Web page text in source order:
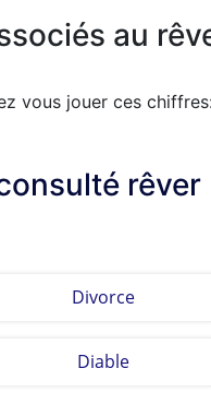
au
vous jouer ces
Divorce
Diable